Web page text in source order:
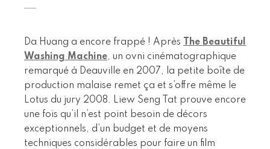
Da Huang a encore frappé ! Après
The Beautiful
Washing Machine, un ovni cinématographique
remarqué à Deauville en 2007, la petite boîte de
production malaise remet ça et s’offre même le
Lotus du jury 2008. Liew Seng Tat prouve encore
une fois qu’il n’est point besoin de décors
exceptionnels, d’un budget et de moyens
techniques considérables pour faire un film